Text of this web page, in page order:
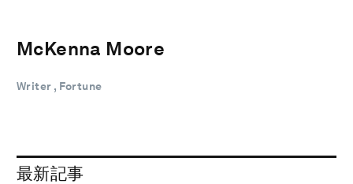
McKenna Moore
Writer , Fortune
最新記事